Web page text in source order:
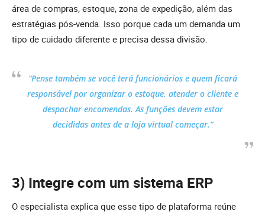
área de compras, estoque, zona de expedição, além das
estratégias pós-venda. Isso porque cada um demanda um
tipo de cuidado diferente e precisa dessa divisão.
“Pense também se você terá funcionários e quem ficará
responsável por organizar o estoque, atender o cliente e
despachar encomendas. As funções devem estar
decididas antes de a loja virtual começar.”
3) Integre com um sistema ERP
O especialista explica que esse tipo de plataforma reúne